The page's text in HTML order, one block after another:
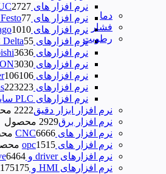
دما
فشار
رطوبت
نرم افزار های PLC FANUC
2727 محصول
نرم افزار های PLC Festo
77 محصول
نرم افزار های PLC Wago
1010 محصول
نرم‌ افزارهای PLC Delta
55 محصول
نرم افزارهای PLC Mitsubishi
3636 محصول
نرم افزارهای PLC OMRON
3030 محصول
نرم افزارهای PLC Schneider
106106 محصول
نرم افزارهای PLC Siemens
223223 محصول
نرم افزارهای PLC سایر شرکت ها
نرم افزار ابزار دقیق
2222 محصول
نرم افزار برق
2929 محصول
نرم افزار های CNC
6666 محصول
نرم افزار های opc
1515 محصول
نرم افزارهای driver و Servo drive
6464 محصول
نرم افزارهای HMI و Monitoring
175175 محصول